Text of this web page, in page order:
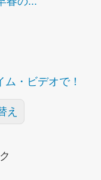
・ビデオで！
え